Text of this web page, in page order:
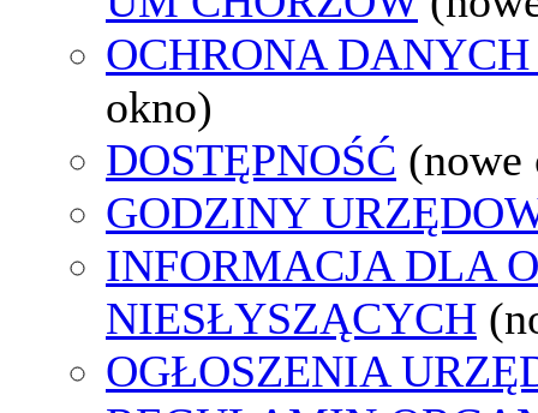
OCHRONA
okno)
DOSTĘPNOŚĆ (nowe
GODZINY
INFORMACJA DLA
NIESŁYSZĄCYCH
OGŁOSZENIA